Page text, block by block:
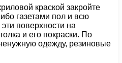
краской закройте
газетами пол и всю
поверхности на
и его покраски. По
одежду, резиновые